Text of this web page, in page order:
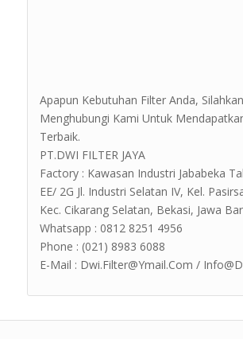
Apapun Kebutuhan Filter Anda, Silahkan
Menghubungi Kami Untuk
Terbaik.
PT.DWI FILTER JAYA
Factory : Kawasan Industri Jababeka
EE/ 2G Jl. Industri Selatan IV, Kel.
Kec. Cikarang Selatan, Bekasi, Jawa
Whatsapp : 0812 8251 4956
Phone : (021) 8983 6088
E-Mail : Dwi.Filter@Ymail.Com /